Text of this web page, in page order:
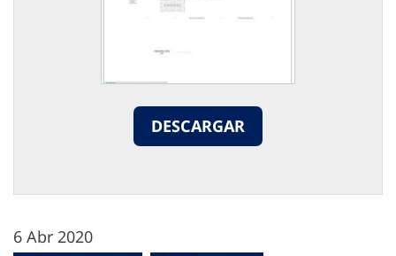
DESCARGAR
6 Abr 2020